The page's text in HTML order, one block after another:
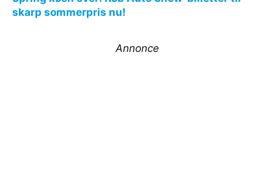
skarp sommerpris nu!
Annonce